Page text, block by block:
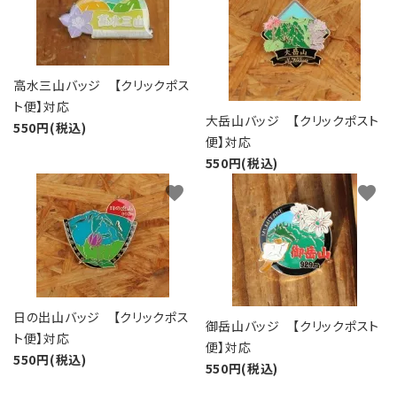
高水三山バッジ 【クリックポス
ト便】対応
550円(税込)
大岳山バッジ 【クリックポスト
便】対応
550円(税込)
日の出山バッジ 【クリックポス
ト便】対応
550円(税込)
favorite
御岳山バッジ 【クリックポスト
便】対応
550円(税込)
favorite